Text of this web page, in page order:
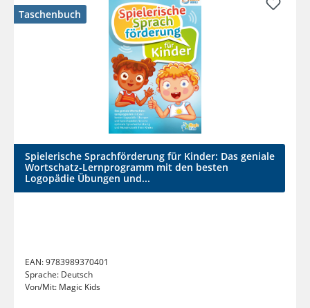
Taschenbuch
Spielerische Sprachförderung für Kinder: Das geniale
Wortschatz-Lernprogramm mit den besten
Logopädie Übungen und...
EAN:9783989370401
Sprache: Deutsch
Von/Mit: Magic Kids